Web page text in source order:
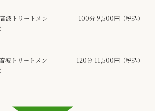
波トリートメン
100分 9,500円（税込）
波トリートメン
120分 11,500円（税込）